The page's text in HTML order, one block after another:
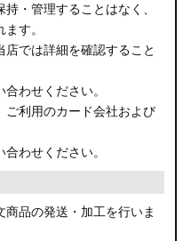
・管理することはなく、
す。
では詳細を確認すること
わせください。
ご利用のカード会社および
わせください。
品の発送・加工を行いま